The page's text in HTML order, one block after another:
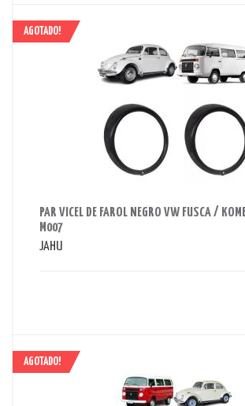
AGOTADO!
PAR VICEL DE FAROL NEGRO VW FUSCA /
M007
JAHU
AGOTADO!